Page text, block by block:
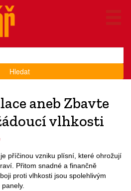
Hledat
aneb Zbavte
vlhkosti
příčinou vzniku plísní, které ohrožují
Přitom snadné a finančně
proti vlhkosti jsou spolehlivým